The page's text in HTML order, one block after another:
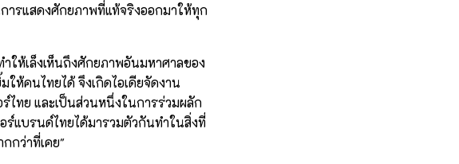
ารแสดงศักยภาพที่แท้จริงออกมาให้ทุก
ให้เล็งเห็นถึงศักยภาพอันมหาศาลของ
ห้คนไทยได้ จึงเกิดไอเดียจัดงาน
ร์ไทย และเป็นส่วนหนึ่งในการร่วมผลัก
ร์แบรนด์ไทยได้มารวมตัวกันทำในสิ่งที่
กว่าที่เคย"